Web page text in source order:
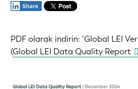
PDF olarak indirin: ‘Global LEI
(Global LEI Data Quality Report